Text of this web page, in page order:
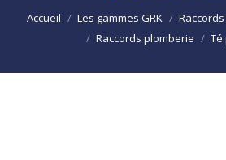
Vous êtes ici :
Accueil Les gammes GRK
Raccords plomberie
Té